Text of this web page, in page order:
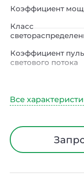
Коэффициент
Класс
Коэффициент
светового потока
Тип кривой силы
Климатическое
исполнение